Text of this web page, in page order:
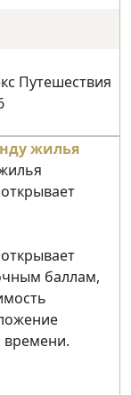
Путешествия
баллам,
времени.